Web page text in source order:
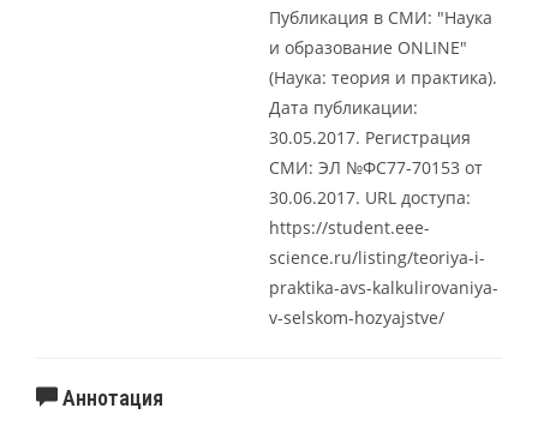
Публикация в СМИ: "Наука
и образование ONLINE"
(Наука: теория и практика).
Дата публикации:
30.05.2017. Регистрация
СМИ: ЭЛ №ФС77-70153 от
30.06.2017. URL доступа:
https://student.eee-
science.ru/listing/teoriya-i-
praktika-avs-kalkulirovaniya-
v-selskom-hozyajstve/
Аннотация